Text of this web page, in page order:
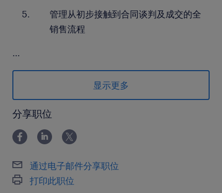
管理从初步接触到合同谈判及成交的全
销售流程
...
skills and experience required.
具有工业机械领域的销售或业务开发经
验
熟悉工业电机技术及维修保养需求
达成销售目标
能够接受频繁出差以拜访客户和合作伙
显示更多
分享职位
通过电子邮件分享职位
打印此职位